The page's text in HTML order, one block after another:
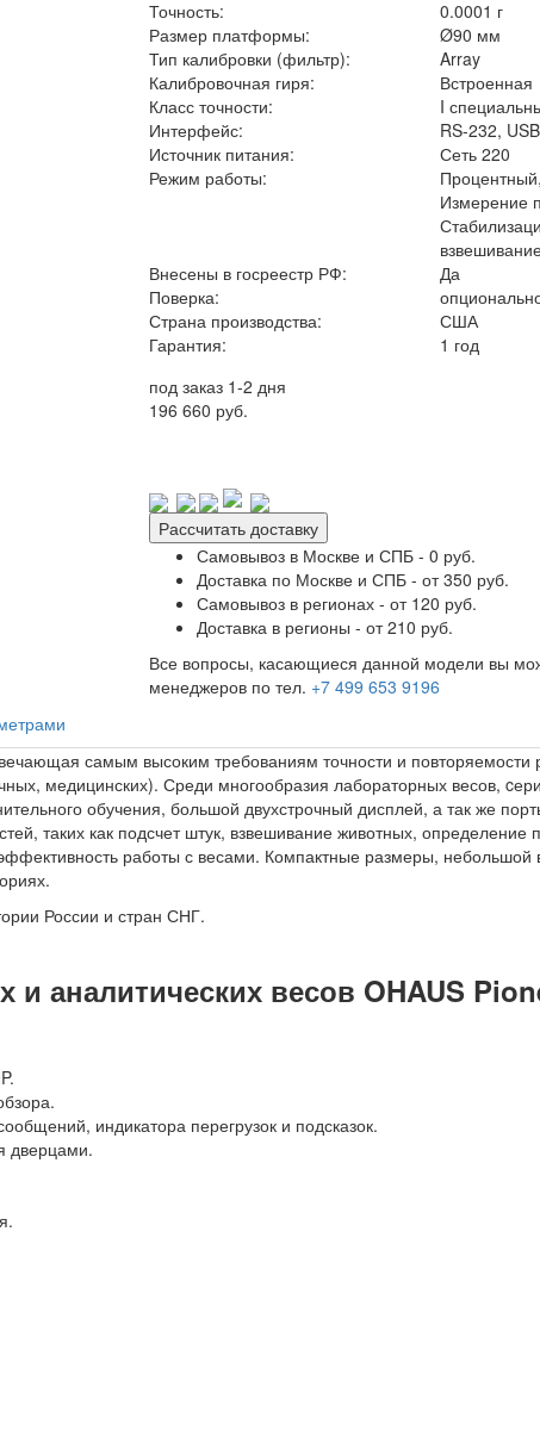
Точность:
0.0001 г
Размер платформы:
Ø90 мм
Тип калибровки (фильтр):
Array
Калибровочная гиря:
Встроенная
Класс точности:
I
Интерфейс:
RS-232, USB
Источник питания:
Сеть 220
Режим работы:
Измерение
Внесены в госреестр РФ:
Да
Поверка:
Страна производства:
США
Гарантия:
1 год
под заказ 1-2 дня
196 660 руб.
Рассчитать доставку
Самовывоз в Москве и СПБ - 0 руб.
Доставка по Москве и СПБ - от 350 руб.
Самовывоз в регионах - от 120 руб.
Доставка в регионы - от 210 руб.
Все вопросы, касающиеся данной модели вы
менеджеров по тел. +7 499 653 9196
самым высоким требованиям точности и повторяемости
медицинских). Среди многообразия лабораторных весов,
обучения, большой двухстрочный дисплей, а так же
таких как подсчет штук, взвешивание животных, определение
работы с весами. Компактные размеры, небольшой
России и стран СНГ.
аналитических весов OHAUS
индикатора перегрузок и подсказок.
дверцами.